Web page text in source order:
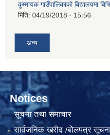
कुम्मायक गाउँपालिकाको बिद्यालयमा
मिति: 04/19/2018 - 15:56
अन्य
Notices
सूचना तथा समाचार
सार्वजनिक खरीद /बोलपत्र